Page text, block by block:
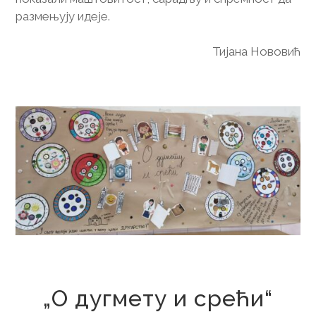
размењују идеје.
Тијана Нововић
„О дугмету и срећи“